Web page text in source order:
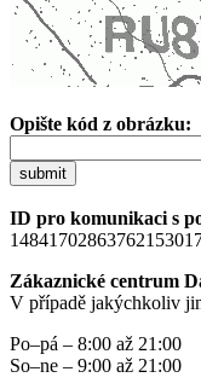
Opište kód z obrázku:
submit
ID pro komunikaci s
Zákaznické centrum
V případě jakýchkoliv
Po–pá – 8:00 až 21:00
So–ne – 9:00 až 21:00